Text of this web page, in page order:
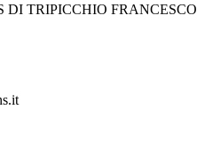
DI TRIPICCHIO FRANCESCO